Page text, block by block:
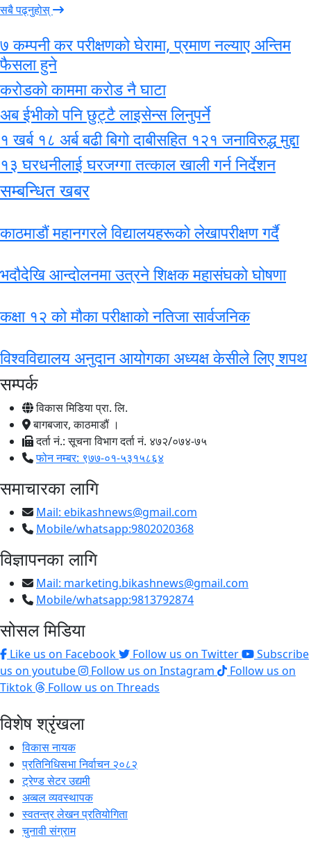
सबै पढ्नुहोस्
७ कम्पनी कर परीक्षणको घेरामा, प्रमाण नल्याए अन्तिम
फैसला हुने
करोडको काममा करोड नै घाटा
अब ईभीको पनि छुट्टै लाइसेन्स लिनुपर्ने
१ खर्ब १८ अर्ब बढी बिगो दाबीसहित १२१ जनाविरुद्ध मुद्दा
१३ घरधनीलाई घरजग्गा तत्काल खाली गर्न निर्देशन
सम्बन्धित खबर
काठमाडौं महानगरले विद्यालयहरूको लेखापरीक्षण गर्दै
भदौदेखि आन्दोलनमा उत्रने शिक्षक महासंघको घोषणा
कक्षा १२ को मौका परीक्षाको नतिजा सार्वजनिक
विश्वविद्यालय अनुदान आयोगका अध्यक्ष केसीले लिए शपथ
सम्पर्क
विकास मिडिया प्रा. लि.
बागबजार, काठमाडौं ।
दर्ता नं.: सूचना विभाग दर्ता नं. ४७२/०७४-७५
फोन नम्बर: ९७७-०१-५३१५८६४
समाचारका लागि
Mail: ebikashnews@gmail.com
Mobile/whatsapp:9802020368
विज्ञापनका लागि
Mail: marketing.bikashnews@gmail.com
Mobile/whatsapp:9813792874
सोसल मिडिया
Like us on Facebook Follow us on Twitter
Subscribe
us on youtube
Follow us on Instagram
Follow us on
Tiktok
Follow us on Threads
विशेष श्रृंखला
विकास नायक
प्रतिनिधिसभा निर्वाचन २०८२
ट्रेण्ड सेटर उद्यमी
अव्बल व्यवस्थापक
स्वतन्त्र लेखन प्रतियोगिता
चुनावी संग्राम